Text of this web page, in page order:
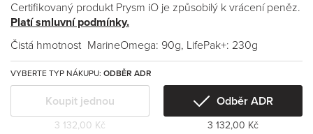
Certifikovaný produkt Prysm iO je způsobilý k vrácení peněz.
Platí smluvní podmínky.
Čistá hmotnost MarineOmega: 90g, LifePak+: 230g
VYBERTE TYP NÁKUPU: ODBĚR ADR
Koupit jednou
3 132,00 Kč
Odběr ADR
3 132,00 Kč